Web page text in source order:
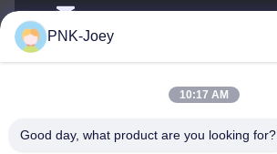
El correo
electrónico
008613580404923
PNK-Joey
10:17 AM
Good day, what product are you looking for?